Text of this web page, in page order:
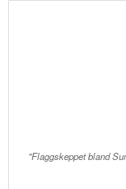
"Flaggskeppet bland